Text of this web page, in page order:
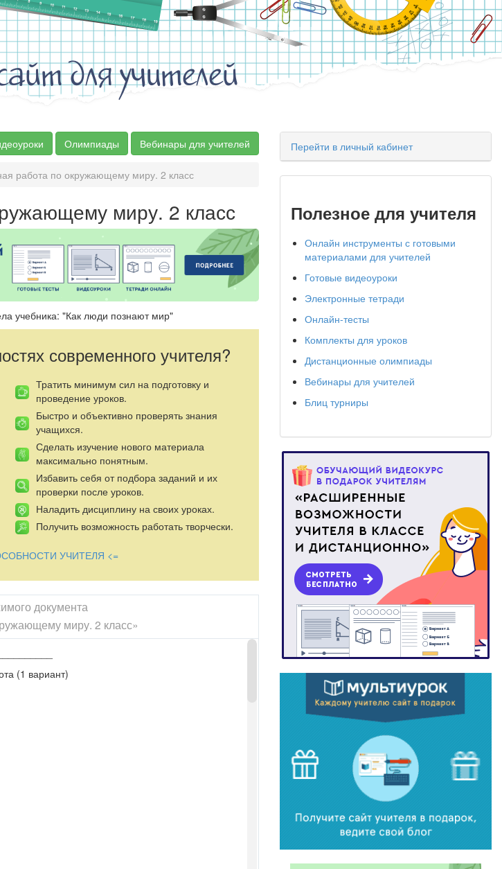
для учителей
Олимпиады Вебинары для учителей
работа по окружающему миру. 2 класс
миру. 2 класс
учебника: "Как люди познают мир"
современного учителя?
Тратить минимум сил на подготовку и
проведение уроков.
Быстро и объективно проверять знания
учащихся.
Сделать изучение нового материала
максимально понятным.
Избавить себя от подбора заданий и их
проверки после уроков.
Наладить дисциплину на своих уроках.
Получить возможность работать творчески.
УЧИТЕЛЯ <=
документа
миру. 2 класс»
(1 вариант)
Перейти в личный кабинет
Полезное для учителя
Онлайн инструменты с готовыми
материалами для учителей
Готовые видеоуроки
Электронные тетради
Онлайн-тесты
Комплекты для уроков
Дистанционные олимпиады
Вебинары для учителей
Блиц турниры